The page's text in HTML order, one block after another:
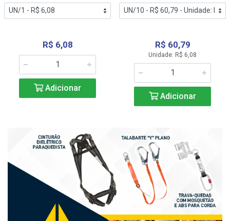
R$ 6,08
Adicionar
R$ 60,79
Unidade: R$ 6,08
Adicionar